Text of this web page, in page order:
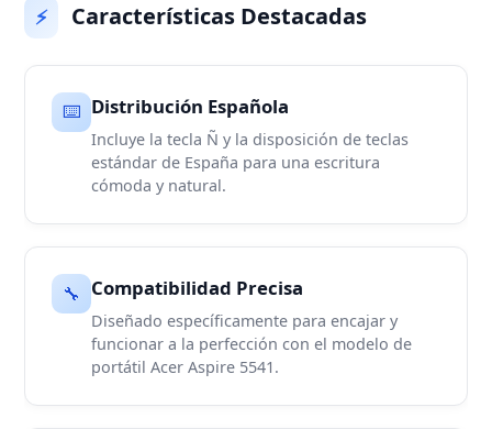
⚡ Características Destacadas
⌨️ Distribución Española
Incluye la tecla Ñ y la disposición de teclas
estándar de España para una escritura
cómoda y natural.
🔧 Compatibilidad Precisa
Diseñado específicamente para encajar y
funcionar a la perfección con el modelo de
portátil Acer Aspire 5541.